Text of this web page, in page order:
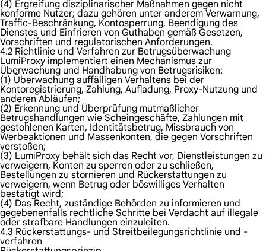
(4) Ergreifung disziplinarischer Maßnahmen gegen nicht
konforme Nutzer; dazu gehören unter anderem Verwarnung,
Traffic-Beschränkung, Kontosperrung, Beendigung des
Dienstes und Einfrieren von Guthaben gemäß Gesetzen,
Vorschriften und regulatorischen Anforderungen.
4.2 Richtlinie und Verfahren zur Betrugsüberwachung
LumiProxy implementiert einen Mechanismus zur
Überwachung und Handhabung von Betrugsrisiken:
(1) Überwachung auffälligen Verhaltens bei der
Kontoregistrierung, Zahlung, Aufladung, Proxy-Nutzung und
anderen Abläufen;
(2) Erkennung und Überprüfung mutmaßlicher
Betrugshandlungen wie Scheingeschäfte, Zahlungen mit
gestohlenen Karten, Identitätsbetrug, Missbrauch von
Werbeaktionen und Massenkonten, die gegen Vorschriften
verstoßen;
(3) LumiProxy behält sich das Recht vor, Dienstleistungen zu
verweigern, Konten zu sperren oder zu schließen,
Bestellungen zu stornieren und Rückerstattungen zu
verweigern, wenn Betrug oder böswilliges Verhalten
bestätigt wird;
(4) Das Recht, zuständige Behörden zu informieren und
gegebenenfalls rechtliche Schritte bei Verdacht auf illegale
oder strafbare Handlungen einzuleiten.
4.3 Rückerstattungs- und Streitbeilegungsrichtlinie und -
verfahren